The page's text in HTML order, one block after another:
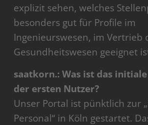
explizit sehen, welches
besonders gut für Profile im
Ingenieurswesen, im Vertrieb
Gesundheitswesen geeignet
saatkorn.: Was ist das
der ersten Nutzer?
Unser Portal ist pünktlich zur
Personal“ in Köln gestartet.